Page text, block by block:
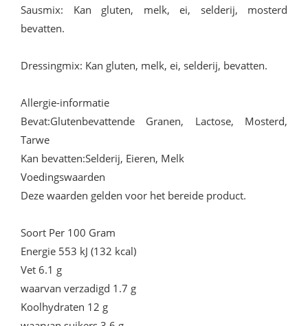
Sausmix: Kan gluten, melk, ei, selderij, mosterd
bevatten.
Dressingmix: Kan gluten, melk, ei, selderij, bevatten.
Allergie-informatie
Bevat:Glutenbevattende Granen, Lactose, Mosterd,
Tarwe
Kan bevatten:Selderij, Eieren, Melk
Voedingswaarden
Deze waarden gelden voor het bereide product.
Soort Per 100 Gram
Energie 553 kJ (132 kcal)
Vet 6.1 g
waarvan verzadigd 1.7 g
Koolhydraten 12 g